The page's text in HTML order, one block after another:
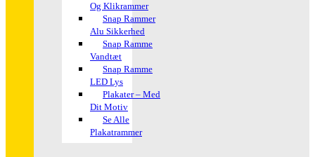
Og Klikrammer
Snap Rammer
Alu Sikkerhed
Snap Ramme
Vandtæt
Snap Ramme
LED Lys
Plakater – Med
Dit Motiv
Se Alle
Plakatrammer